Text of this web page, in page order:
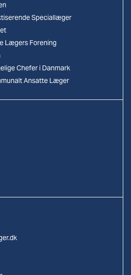
Speciallæger
Lægers Forening
Chefer i Danmark
Ansatte Læger